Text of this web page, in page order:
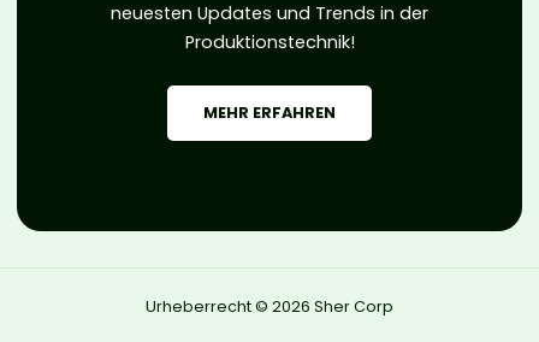
neuesten Updates und Trends in der
Produktionstechnik!
MEHR ERFAHREN
Urheberrecht © 2026 Sher Corp